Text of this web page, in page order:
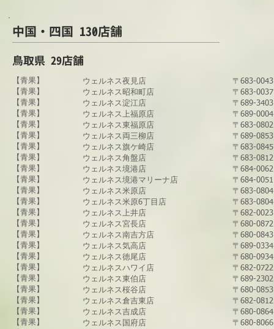
​中国・四国 130店舗
​鳥取県 29店舗
【青果】
【青果】
【青果】
【青果】
【青果】
【青果】
【青果】
【青果】
​【青果】
【青果】
【青果】
【青果】
【青果】
【青果】
【青果】
【青果】
【青果】
【青果】
【青果】
【青果】
​【青果】
【青果】
【青果】
​ウェルネス夜見店
ウェルネス昭和町店
ウェルネス淀江店
ウェルネス上福原店
​ウェルネス東福原店
ウェルネス両三柳店
ウェルネス旗ケ崎店
ウェルネス角盤店
​ウェルネス境港店
​ウェルネス境港マリーナ店
ウェルネス米原店
​ウェルネス米原6丁目店
ウェルネス上井店
ウェルネス宮長店
ウェルネス南吉方店
ウェルネス気高店
ウェルネス徳尾店
ウェルネスハワイ店
ウェルネス東伯店
ウェルネス桜谷店
ウェルネス倉吉東店
ウェルネス吉成店
ウェルネス国府店
〒683-
〒683-
〒689-
〒689-
〒683-
〒689-
〒683-
〒683-
〒684-
〒684-
〒683-
〒683-
〒682-
〒680-
〒680-
〒689-
〒680-
〒682-
〒689-
〒680-
〒682-
〒680-
〒680-